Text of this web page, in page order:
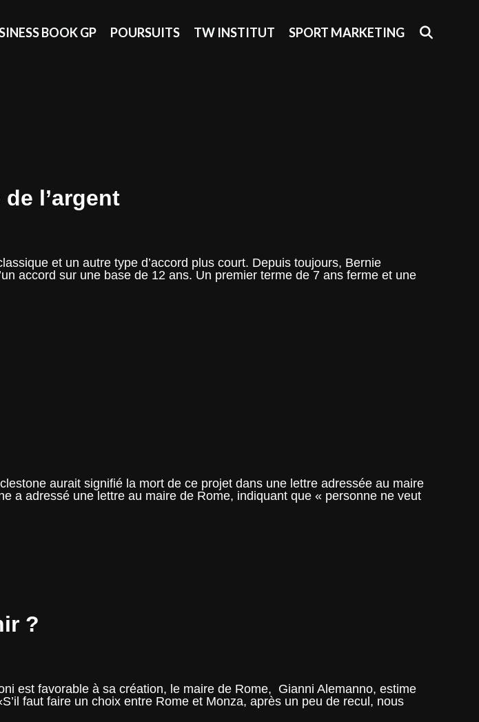
BOOK GP POURSUITS TW INSTITUT SPORT MARKETING
l’argent
et un autre type d’accord plus court. Depuis toujours, Bernie
accord sur une base de 12 ans. Un premier terme de 7 ans ferme et une
aurait signifié la mort de ce projet dans une lettre adressée au maire
a adressé une lettre au maire de Rome, indiquant que « personne ne veut
?
est favorable à sa création, le maire de Rome, Gianni Alemanno, estime
faut faire un choix entre Rome et Monza, après un peu de recul, nous